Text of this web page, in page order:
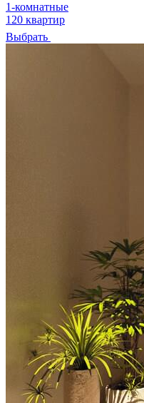
1-комнатные
120 квартир
Выбрать